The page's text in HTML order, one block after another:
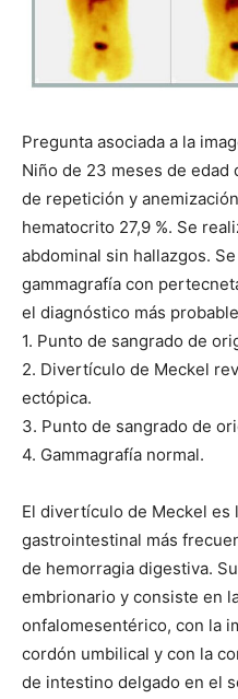
Pregunta asociada a la
Niño de 23 meses de
de repetición y
hematocrito 27,9 %. Se
abdominal sin hallazgos.
gammagrafía con
el diagnóstico más
1. Punto de sangrado de
2. Divertículo de Meckel
ectópica.
3. Punto de sangrado de
4. Gammagrafía normal.
El divertículo de Meckel es
gastrointestinal más
de hemorragia digestiva.
embrionario y consiste en
onfalomesentérico, con la
cordón umbilical y con la
de intestino delgado en el